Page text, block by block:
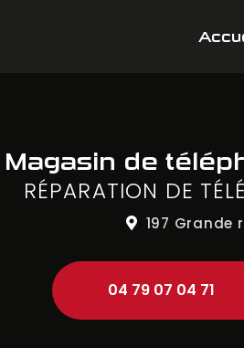
Magasin de
RÉPARATION DE
197 Grande
04 79 07 04 71